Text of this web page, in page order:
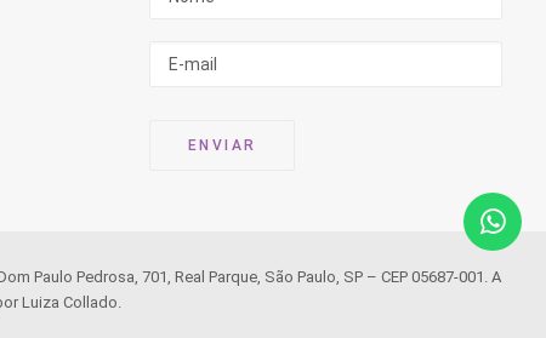
Paulo Pedrosa, 701, Real Parque, São Paulo, SP – CEP 05687-001. A
Luiza Collado.